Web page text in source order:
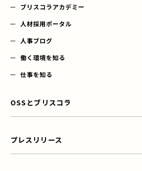
ブリスコラアカデミー
人材採用ポータル
人事ブログ
働く環境を知る
仕事を知る
OSSとブリスコラ
プレスリリース